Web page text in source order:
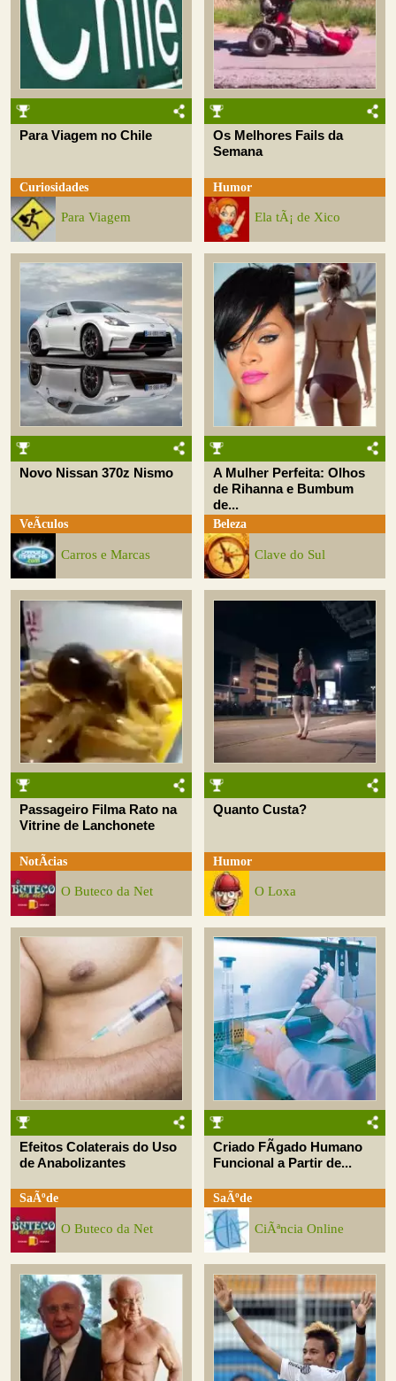
Para Viagem no Chile
Curiosidades
Para Viagem
Os Melhores Fails da
Semana
Humor
Ela tÃ¡ de Xico
Novo Nissan 370z Nismo
VeÃ­culos
Carros e Marcas
A Mulher Perfeita: Olhos
de Rihanna e Bumbum
de...
Beleza
Clave do Sul
Passageiro Filma Rato na
Vitrine de Lanchonete
NotÃ­cias
O Buteco da Net
Quanto Custa?
Humor
O Loxa
Efeitos Colaterais do Uso
de Anabolizantes
SaÃºde
O Buteco da Net
Criado FÃ­gado Humano
Funcional a Partir de...
SaÃºde
CiÃªncia Online